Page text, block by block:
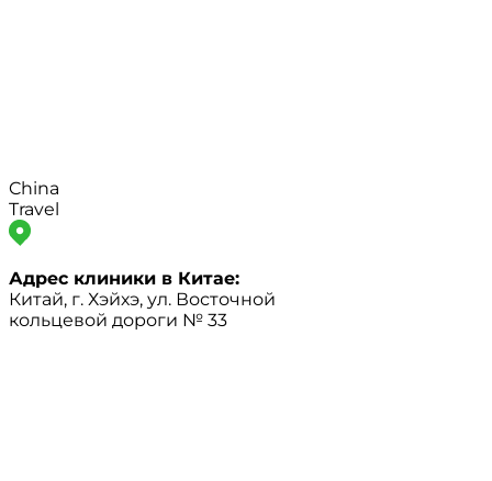
China
Travel
Адрес клиники в Китае:
Китай, г. Хэйхэ, ул. Восточной
кольцевой дороги № 33